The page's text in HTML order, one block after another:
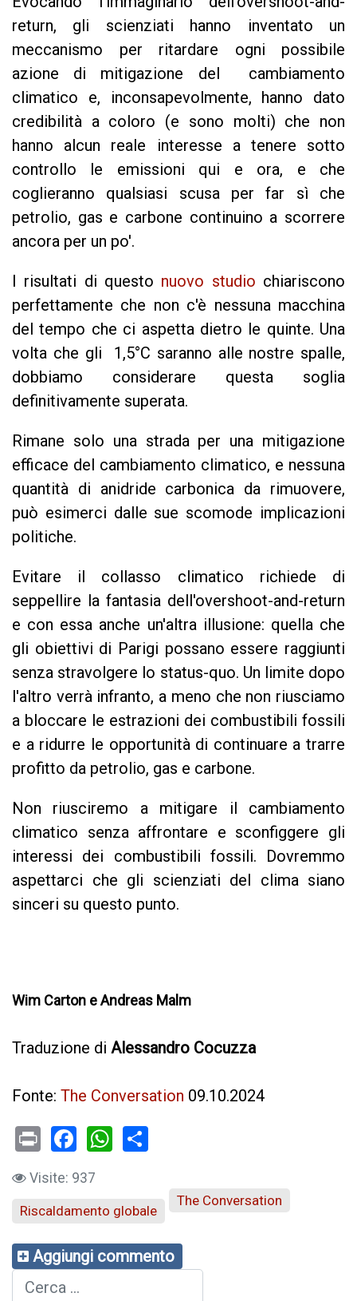
return, gli scienziati hanno inventato un
meccanismo per ritardare ogni possibile
azione di mitigazione del cambiamento
climatico e, inconsapevolmente, hanno dato
credibilità a coloro (e sono molti) che non
hanno alcun reale interesse a tenere sotto
controllo le emissioni qui e ora, e che
coglieranno qualsiasi scusa per far sì che
petrolio, gas e carbone continuino a scorrere
ancora per un po'.
I risultati di questo nuovo studio chiariscono
perfettamente che non c'è nessuna macchina
del tempo che ci aspetta dietro le quinte. Una
volta che gli 1,5°C saranno alle nostre spalle,
dobbiamo considerare questa soglia
definitivamente superata.
Rimane solo una strada per una mitigazione
efficace del cambiamento climatico, e nessuna
quantità di anidride carbonica da rimuovere,
può esimerci dalle sue scomode implicazioni
politiche.
Evitare il collasso climatico richiede di
seppellire la fantasia dell'overshoot-and-return
e con essa anche un'altra illusione: quella che
gli obiettivi di Parigi possano essere raggiunti
senza stravolgere lo status-quo. Un limite dopo
l'altro verrà infranto, a meno che non riusciamo
a bloccare le estrazioni dei combustibili fossili
e a ridurre le opportunità di continuare a trarre
profitto da petrolio, gas e carbone.
Non riusciremo a mitigare il cambiamento
climatico senza affrontare e sconfiggere gli
interessi dei combustibili fossili. Dovremmo
aspettarci che gli scienziati del clima siano
sinceri su questo punto.
Wim Carton e Andreas Malm
Traduzione di Alessandro Cocuzza
Fonte: The Conversation 09.10.2024
PrintFacebook
WhatsApp
Visite: 937
Riscaldamento globale
The Conversation
Aggiungi commento
Cerca